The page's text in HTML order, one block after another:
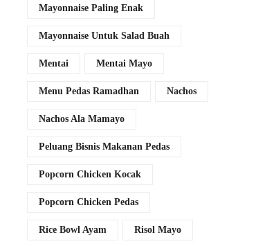
Mayonnaise Paling Enak
Mayonnaise Untuk Salad Buah
Mentai Mentai Mayo
Menu Pedas Ramadhan Nachos
Nachos Ala Mamayo
Peluang Bisnis Makanan Pedas
Popcorn Chicken Kocak
Popcorn Chicken Pedas
Rice Bowl Ayam Risol Mayo